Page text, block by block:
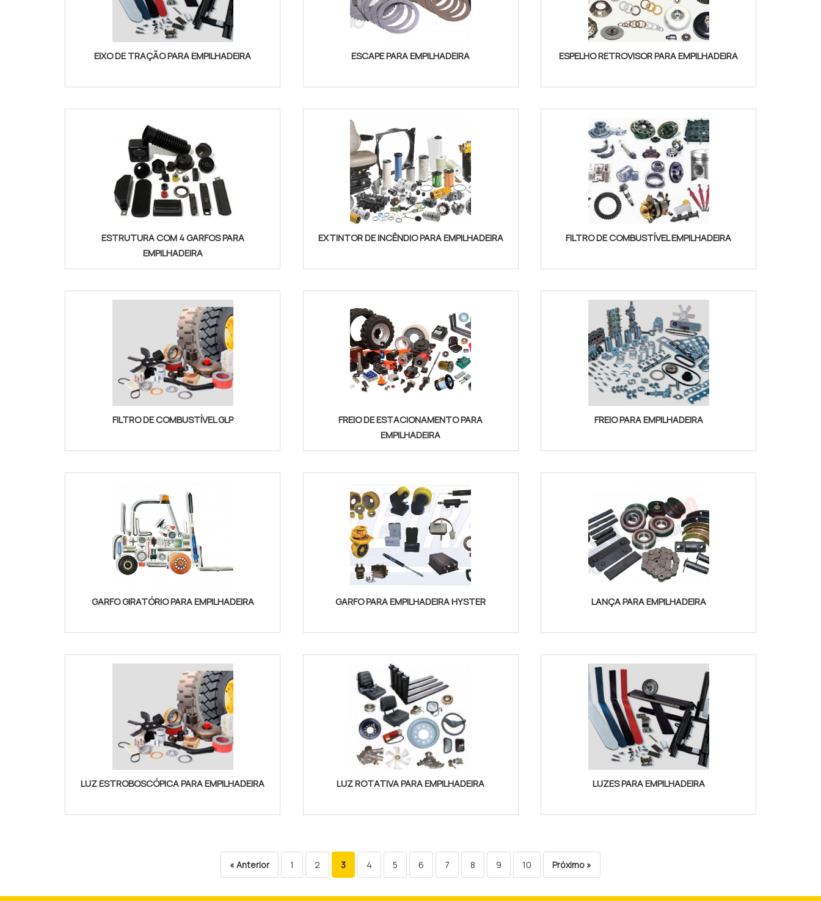
EIXO DE TRAÇÃO PARA EMPILHADEIRA ESCAPE PARA EMPILHADEIRA ESPELHO RETROVISOR PARA EMPILHADEIRA
ESTRUTURA COM 4 GARFOS PARA
EMPILHADEIRA
EXTINTOR DE INCÊNDIO PARA EMPILHADEIRA FILTRO DE COMBUSTÍVEL EMPILHADEIRA
FILTRO DE COMBUSTÍVEL GLP
FREIO DE ESTACIONAMENTO PARA
EMPILHADEIRA
FREIO PARA EMPILHADEIRA
GARFO GIRATÓRIO PARA EMPILHADEIRA GARFO PARA EMPILHADEIRA HYSTER LANÇA PARA EMPILHADEIRA
LUZ ESTROBOSCÓPICA PARA EMPILHADEIRA LUZ ROTATIVA PARA EMPILHADEIRA LUZES PARA EMPILHADEIRA
« Anterior 1 2 3 4 5 6 7 8 9 10 Próximo »